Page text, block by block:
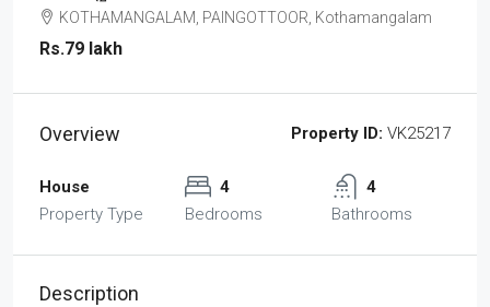
KOTHAMANGALAM, PAINGOTTOOR, Kothamangalam
Rs.79 lakh
Overview Property ID: VK25217
House
Property Type
4
Bedrooms
4
Bathrooms
Description